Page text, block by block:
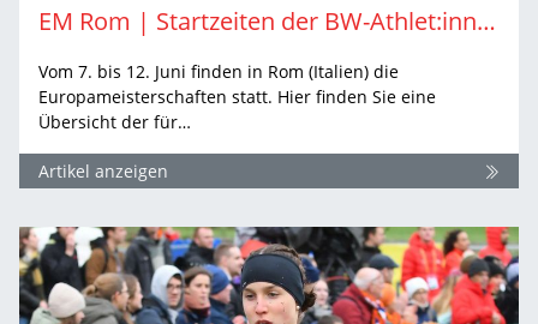
EM Rom | Startzeiten der BW-Athlet:innen
Vom 7. bis 12. Juni finden in Rom (Italien) die
Europameisterschaften statt. Hier finden Sie eine
Übersicht der für…
Artikel anzeigen